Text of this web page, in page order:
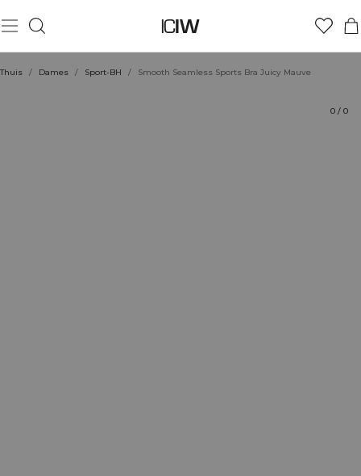
Thuis / Dames / Sport-BH / Smooth Seamless Sports Bra Juicy Mauve
0 / 0